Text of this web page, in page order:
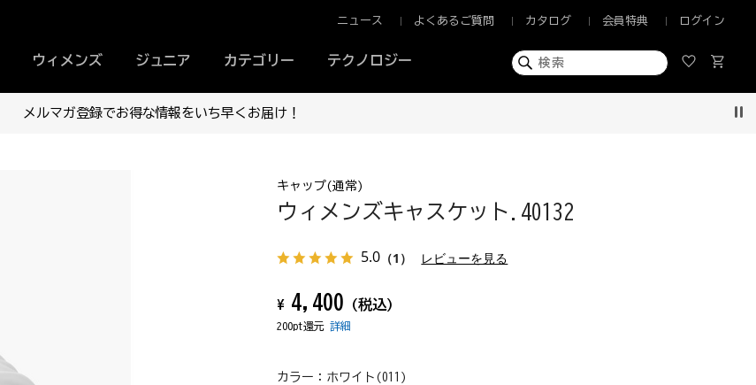
ウィメンズ ジュニア カテゴリー テクノロジー
ニュース よくあるご質問 カタログ 会員特典 ログイン
メルマガ登録でお得な情報をいち早くお届け！
キャップ(通常)
ウィメンズキャスケット.40132
5.0 （1） レビューを見る
¥ 4,400 (税込)
200pt還元詳細
カラー： ホワイト(011)